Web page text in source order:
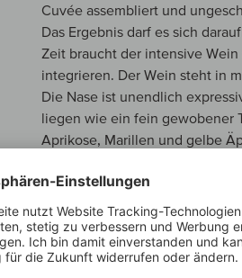
Cuvée assembliert und
Das Ergebnis darf es sich
Zeit braucht der intensive
integrieren. Der Wein steht in
Die Nase ist unendlich
liegen wie ein fein gewobener
Aprikose, Marillen und gelbe
sich auch die intensive
Streichholz und Reduktion
erhaben und intensiv, aber
total samtig. Der Holzausbau,
Der Wein ist buttrig, voll und
bitteren Kräutern geprägt. Er